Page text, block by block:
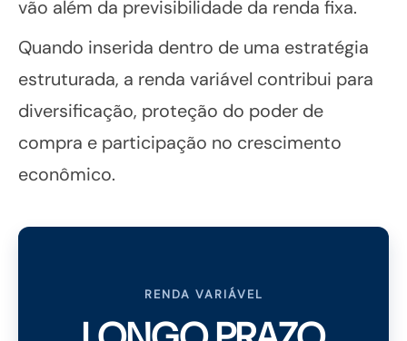
vão além da previsibilidade da renda fixa.
Quando inserida dentro de uma estratégia
estruturada, a renda variável contribui para
diversificação, proteção do poder de
compra e participação no crescimento
econômico.
RENDA VARIÁVEL